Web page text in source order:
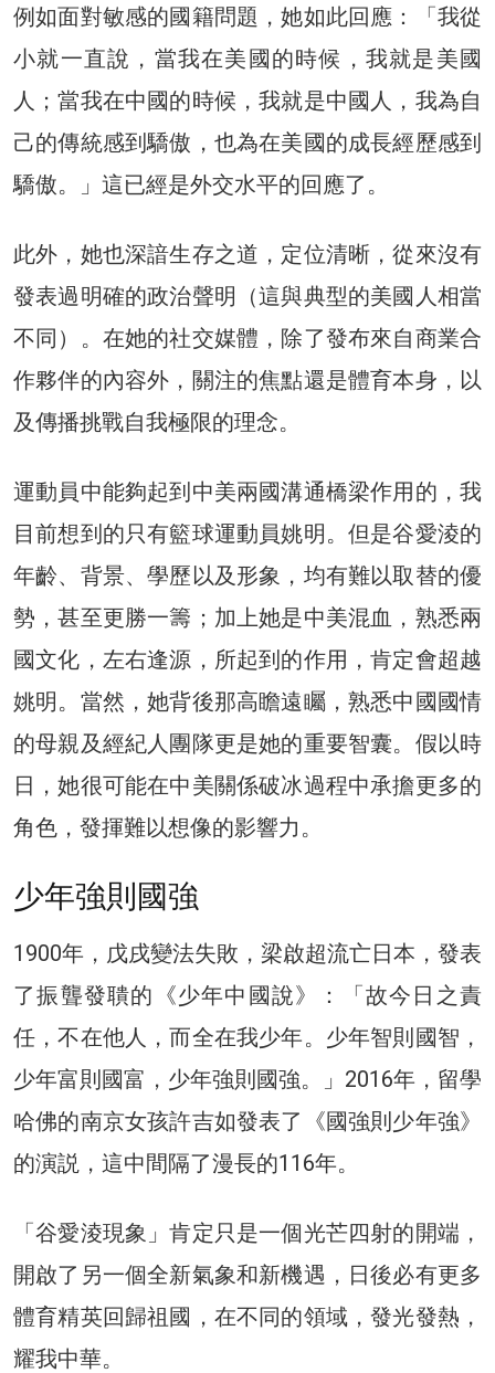
例如面對敏感的國籍問題，她如此回應：「我從
小就一直說，當我在美國的時候，我就是美國
人；當我在中國的時候，我就是中國人，我為自
己的傳統感到驕傲，也為在美國的成長經歷感到
驕傲。」這已經是外交水平的回應了。
此外，她也深諳生存之道，定位清晰，從來沒有
發表過明確的政治聲明（這與典型的美國人相當
不同）。在她的社交媒體，除了發布來自商業合
作夥伴的內容外，關注的焦點還是體育本身，以
及傳播挑戰自我極限的理念。
運動員中能夠起到中美兩國溝通橋梁作用的，我
目前想到的只有籃球運動員姚明。但是谷愛淩的
年齡、背景、學歷以及形象，均有難以取替的優
勢，甚至更勝一籌；加上她是中美混血，熟悉兩
國文化，左右逢源，所起到的作用，肯定會超越
姚明。當然，她背後那高瞻遠矚，熟悉中國國情
的母親及經紀人團隊更是她的重要智囊。假以時
日，她很可能在中美關係破冰過程中承擔更多的
角色，發揮難以想像的影響力。
少年強則國強
1900年，戊戌變法失敗，梁啟超流亡日本，發表
了振聾發聵的《少年中國說》：「故今日之責
任，不在他人，而全在我少年。少年智則國智，
少年富則國富，少年強則國強。」2016年，留學
哈佛的南京女孩許吉如發表了《國強則少年強》
的演説，這中間隔了漫長的116年。
「谷愛淩現象」肯定只是一個光芒四射的開端，
開啟了另一個全新氣象和新機遇，日後必有更多
體育精英回歸祖國，在不同的領域，發光發熱，
耀我中華。